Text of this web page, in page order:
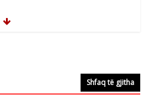
Comments Off
Shfaq të gjitha